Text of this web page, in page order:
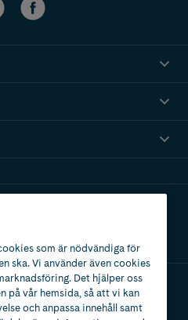
som är nödvändiga för
ska. Vi använder även cookies
Det hjälper oss
på vår hemsida, så att vi kan
och anpassa innehåll samt